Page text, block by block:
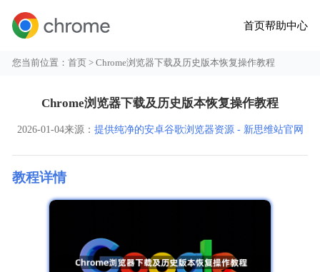
首页帮助中心
您当前位置：首页 > Chrome浏览器下载及历史版本恢复操作教程
Chrome浏览器下载及历史版本恢复操作教程
2026-01-04来源： 提供纯净的安卓谷歌浏览器资源 - 新思维站官网
教程详情